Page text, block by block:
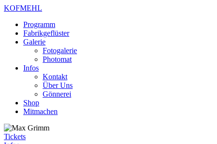
KOFMEHL
Programm
Fabrikgeflüster
Galerie
Fotogalerie
Photomat
Infos
Kontakt
Über Uns
Gönnerei
Shop
Mitmachen
Tickets